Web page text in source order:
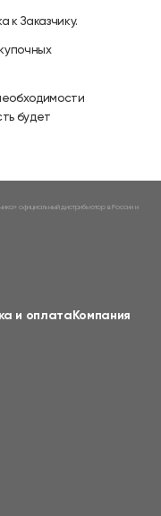
к Заказчику.
будет
официальный дистрибьютор в России и
и оплатаКомпания